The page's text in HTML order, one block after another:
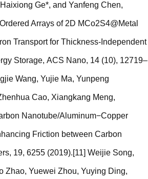
Ge*, and Yanfeng Chen,
Arrays of 2D MCo2S4@Metal
Transport for Thickness-Independent
Storage, ACS Nano, 14 (10), 12719–
Wang, Yujie Ma, Yunpeng
Cao, Xiangkang Meng,
Nanotube/Aluminum−Copper
Friction between Carbon
19, 6255 (2019).[11] Weijie Song,
Zhao, Yuewei Zhou, Yuying Ding,